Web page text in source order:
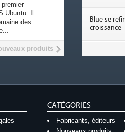
Ubuntu. Il
des
produits
Blue se
croissance
CATÉGORIES
Fabricants, éditeurs